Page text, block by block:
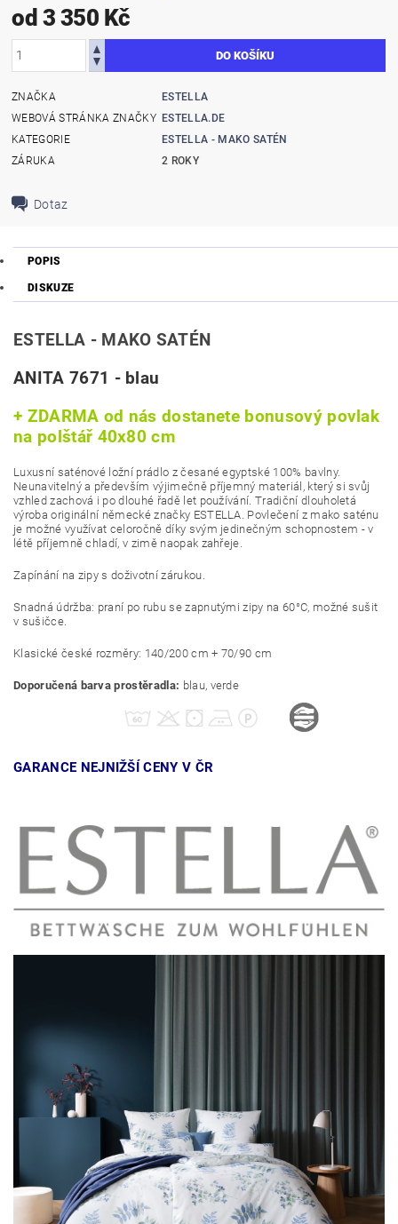
od 3 350 Kč
ZNAČKA
ESTELLA
WEBOVÁ STRÁNKA ZNAČKY ESTELLA.DE
KATEGORIE
ESTELLA - MAKO SATÉN
ZÁRUKA
2 ROKY
Dotaz
POPIS
DISKUZE
ESTELLA - MAKO SATÉN
ANITA 7671 - blau
+ ZDARMA od nás dostanete bonusový povlak
na polštář 40x80 cm
Luxusní saténové ložní prádlo z česané egyptské 100% bavlny.
Neunavitelný a především výjimečně příjemný materiál, který si svůj
vzhled zachová i po dlouhé řadě let používání. Tradiční dlouholetá
výroba originální německé značky ESTELLA. Povlečení z mako saténu
je možné využívat celoročně díky svým jedinečným schopnostem - v
létě příjemně chladí, v zimě naopak zahřeje.
Zapínání na zipy s doživotní zárukou.
Snadná údržba: praní po rubu se zapnutými zipy na 60°C, možné sušit
v sušičce.
Klasické české rozměry: 140/200 cm + 70/90 cm
Doporučená barva prostěradla: blau, verde
GARANCE NEJNIŽŠÍ CENY V ČR